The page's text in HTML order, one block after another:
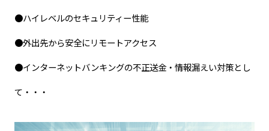
●ハイレベルのセキュリティー性能
●外出先から安全にリモートアクセス
●インターネットバンキングの不正送金・情報漏えい対策とし
て・・・